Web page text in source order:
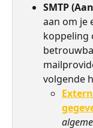
SMTP
aan om je
koppeling
volgende